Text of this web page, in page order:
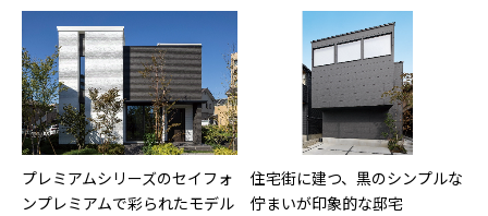
プレミアムシリーズのセイフォ
ンプレミアムで彩られたモデル
住宅街に建つ、黒のシンプルな
佇まいが印象的な邸宅